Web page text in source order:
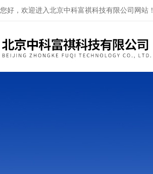
您好，欢迎进入北京中科富祺科技有限公司网站！